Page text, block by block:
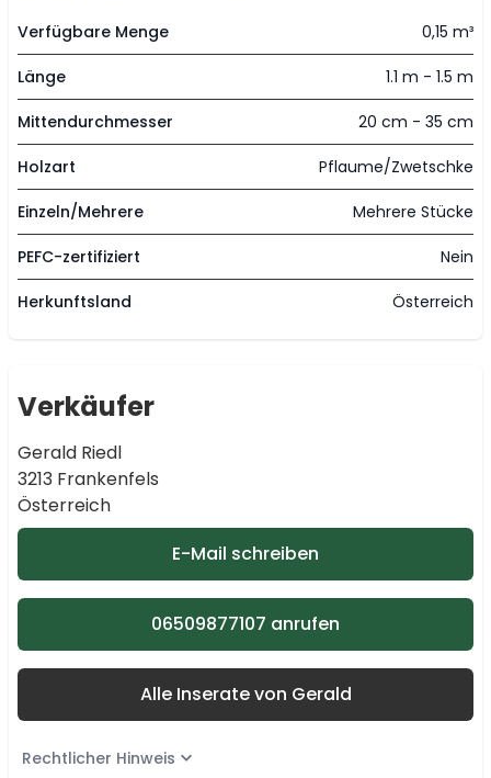
Verfügbare Menge 0,15 m³
Länge 1.1 m - 1.5 m
Mittendurchmesser 20 cm - 35 cm
Holzart Pflaume/Zwetschke
Einzeln/Mehrere Mehrere Stücke
PEFC-zertifiziert Nein
Herkunftsland Österreich
Verkäufer
Gerald Riedl
3213 Frankenfels
Österreich
E-Mail schreiben
06509877107 anrufen
Alle Inserate von Gerald
Rechtlicher Hinweis